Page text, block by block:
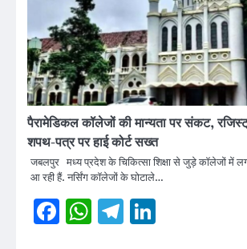
पैरामेडिकल कॉलेजों की मान्यता पर संकट,
शपथ-पत्र पर हाई कोर्ट सख्त
जबलपुर मध्य प्रदेश के चिकित्सा शिक्षा से जुड़े कॉलेजों में
आ रही हैं. नर्सिंग कॉलेजों के घोटाले…
Facebook
WhatsApp
Telegram